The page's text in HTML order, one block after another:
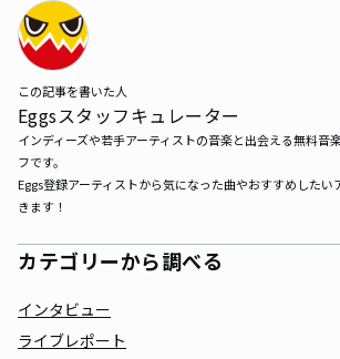
この記事を書いた人
Eggsスタッフキュレーター
インディーズや若手アーティストの音楽と出会える無料音
フです。
Eggs登録アーティストから気になった曲やおすすめしたい
きます！
カテゴリーから調べる
インタビュー
ライブレポート